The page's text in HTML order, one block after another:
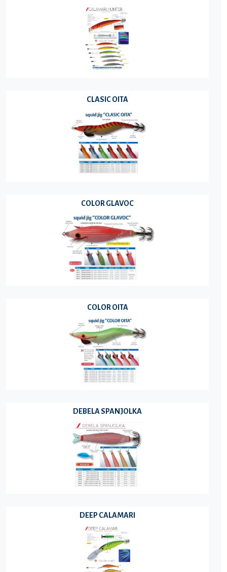
CLASIC OITA
COLOR GLAVOC
COLOR OITA
DEBELA SPANJOLKA
DEEP CALAMARI